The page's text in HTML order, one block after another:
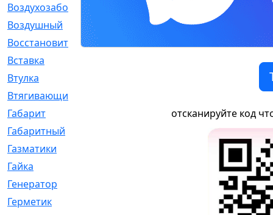
Воздухозаборник
Воздушный
Восстановительный
Вставка
Втулка
Втягивающий
Габарит
Габаритный
Газматики
Гайка
Генератор
Герметик
отсканируйте код